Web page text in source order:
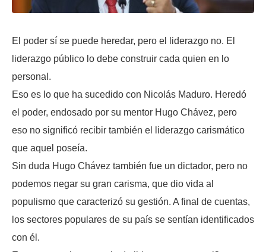
El poder sí se puede heredar, pero el liderazgo no. El
liderazgo público lo debe construir cada quien en lo
personal.
Eso es lo que ha sucedido con Nicolás Maduro. Heredó
el poder, endosado por su mentor Hugo Chávez, pero
eso no significó recibir también el liderazgo carismático
que aquel poseía.
Sin duda Hugo Chávez también fue un dictador, pero no
podemos negar su gran carisma, que dio vida al
populismo que caracterizó su gestión. A final de cuentas,
los sectores populares de su país se sentían identificados
con él.